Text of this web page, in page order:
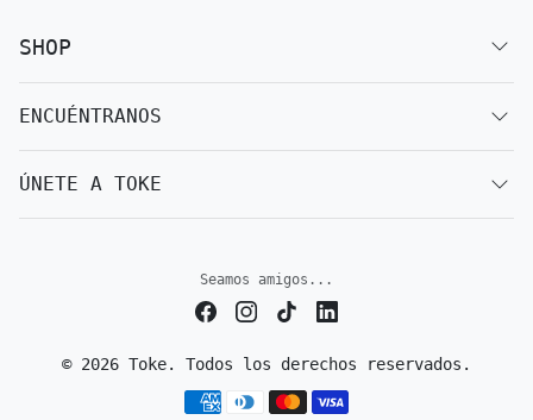
SHOP
ENCUÉNTRANOS
ÚNETE A TOKE
Seamos amigos...
© 2026 Toke. Todos los derechos reservados.
Métodos de pago